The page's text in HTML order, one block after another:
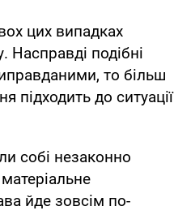
цих випадках
Насправді подібні
то більш
підходить до ситуації
собі незаконно
йде зовсім по-